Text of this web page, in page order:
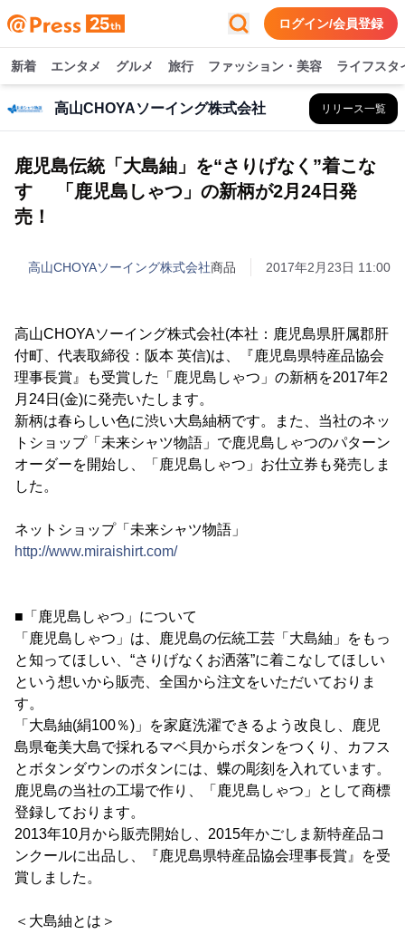
ログイン/会員登録
新着 エンタメ グルメ 旅行 ファッション・美容 ライフスタ
高山CHOYAソーイング株式会社 リリース一覧
鹿児島伝統「大島紬」を“さりげなく”着こな
す 「鹿児島しゃつ」の新柄が2月24日発
売！
高山CHOYAソーイング株式会社商品 2017年2月23日 11:00
高山CHOYAソーイング株式会社(本社：鹿児島県肝属郡肝
付町、代表取締役：阪本 英信)は、『鹿児島県特産品協会
理事長賞』も受賞した「鹿児島しゃつ」の新柄を2017年2
月24日(金)に発売いたします。
新柄は春らしい色に渋い大島紬柄です。また、当社のネッ
トショップ「未来シャツ物語」で鹿児島しゃつのパターン
オーダーを開始し、「鹿児島しゃつ」お仕立券も発売しま
した。
ネットショップ「未来シャツ物語」
http://www.miraishirt.com/
■「鹿児島しゃつ」について
「鹿児島しゃつ」は、鹿児島の伝統工芸「大島紬」をもっ
と知ってほしい、“さりげなくお洒落”に着こなしてほしい
という想いから販売、全国から注文をいただいておりま
す。
「大島紬(絹100％)」を家庭洗濯できるよう改良し、鹿児
島県奄美大島で採れるマベ貝からボタンをつくり、カフス
とボタンダウンのボタンには、蝶の彫刻を入れています。
鹿児島の当社の工場で作り、「鹿児島しゃつ」として商標
登録しております。
2013年10月から販売開始し、2015年かごしま新特産品コ
ンクールに出品し、『鹿児島県特産品協会理事長賞』を受
賞しました。
＜大島紬とは＞